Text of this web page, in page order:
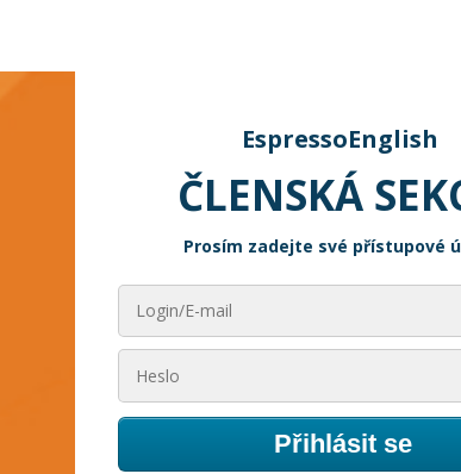
EspressoEnglish
ČLENSKÁ
Prosím zadejte své přístupové
Přihlásit se